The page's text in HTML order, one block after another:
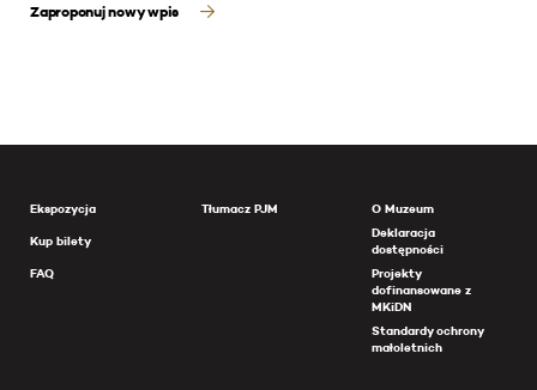
Zaproponuj nowy wpis
Ekspozycja
Kup bilety
FAQ
Tłumacz PJM
O Muzeum
Deklaracja
dostępności
Projekty
dofinansowane z
MKiDN
Standardy ochrony
małoletnich